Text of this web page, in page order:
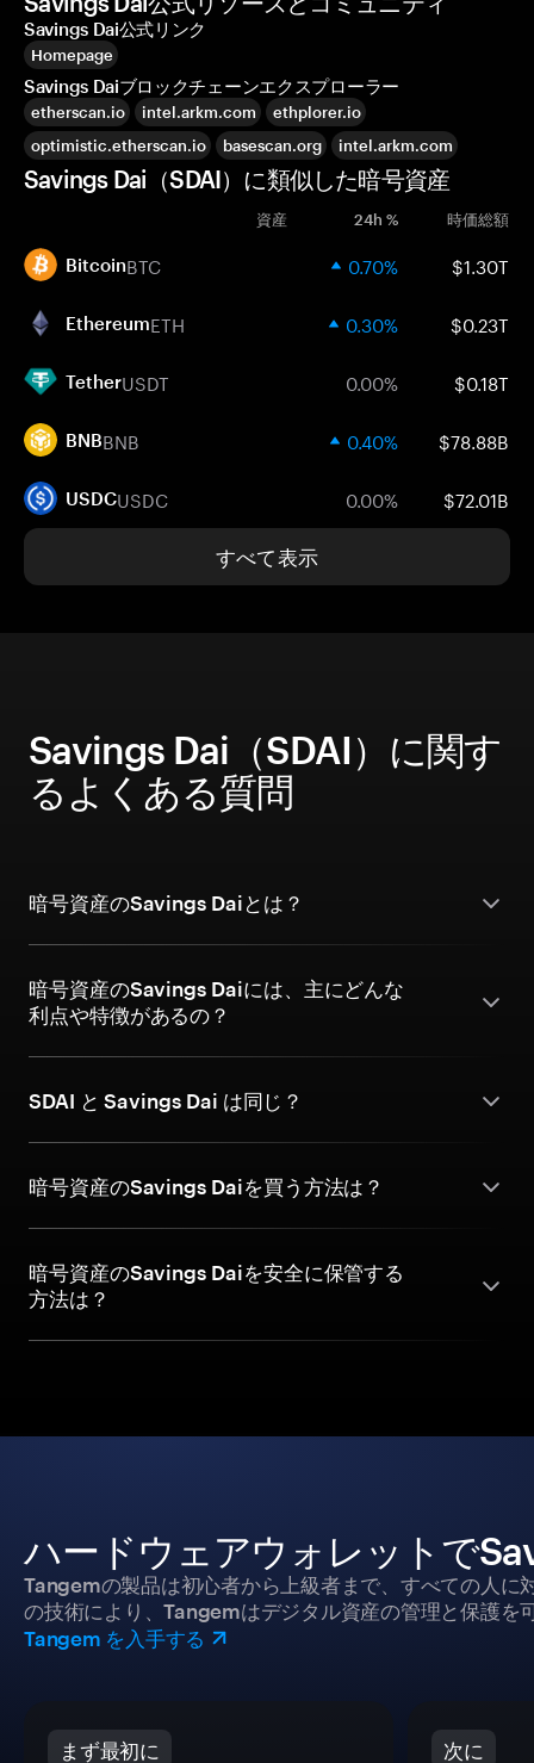
Savings Dai公式リンク
Homepage
Savings Daiブロックチェーンエクスプローラー
etherscan.io intel.arkm.com
ethplorer.io
optimistic.etherscan.io
basescan.org intel.arkm.com
Savings Dai（SDAI）に類似した暗号資産
資産 24h % 時価総額
BitcoinBTC 0.70% $1.30T
EthereumETH 0.30% $0.23T
TetherUSDT 0.00% $0.18T
BNBBNB 0.40% $78.88B
USDCUSDC 0.00% $72.01B
すべて表示
Savings Dai（SDAI）に関す
るよくある質問
暗号資産のSavings Daiとは？
暗号資産のSavings Daiには、主にどんな
利点や特徴があるの？
SDAI と Savings Dai は同じ？
暗号資産のSavings Daiを買う方法は？
暗号資産のSavings Daiを安全に保管する
方法は？
ハードウェアウォレットで
Tangemの製品は初心者から上級者まで、すべての人に
の技術により、Tangemはデジタル資産の管理と保護を
Tangem を入手する
まず最初に 次に